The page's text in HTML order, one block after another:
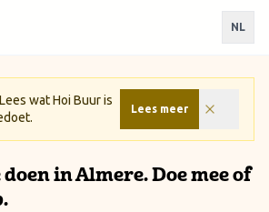
to content
NL
Lees wat Hoi Buur is
Lees meer
in Almere. Doe mee of